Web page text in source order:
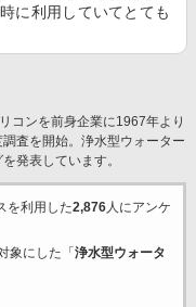
に利用していてとても
コンを前身企業に1967年より
査を開始。浄水型ウォーター
発表しています。
を利用した2,876人にアンケ
象にした「 浄水型ウォータ